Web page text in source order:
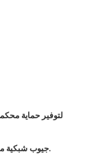
- جيوب شبكية مزودة بسحّاب للأشياء الصغيرة مثل الكابلات والبطاريات.